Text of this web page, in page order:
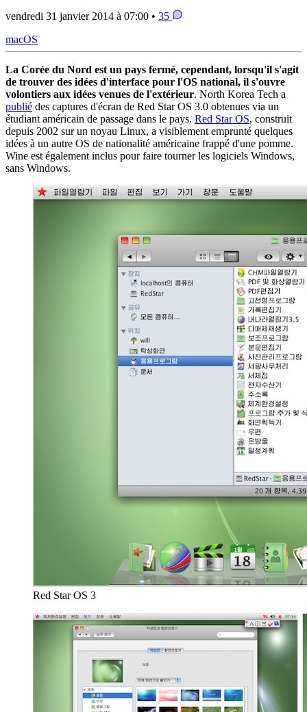
vendredi 31 janvier 2014 à 07:00 • 35
macOS
La Corée du Nord est un pays fermé, cependant, lorsqu'il s'agit
de trouver des idées d'interface pour l'OS national, il s'ouvre
volontiers aux idées venues de l'extérieur. North Korea Tech a
publié des captures d'écran de Red Star OS 3.0 obtenues via un
étudiant américain de passage dans le pays. Red Star OS, construit
depuis 2002 sur un noyau Linux, a visiblement emprunté quelques
idées à un autre OS de nationalité américaine frappé d'une pomme.
Wine est également inclus pour faire tourner les logiciels Windows,
sans Windows.
Red Star OS 3